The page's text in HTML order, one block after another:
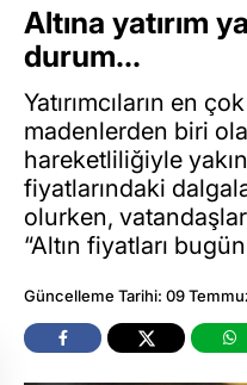
Altına yatırım
durum...
Yatırımcıların en
madenlerden biri
hareketliliğiyle
fiyatlarındaki
olurken, vatandaşlar
“Altın fiyatları
Güncelleme Tarihi: 09